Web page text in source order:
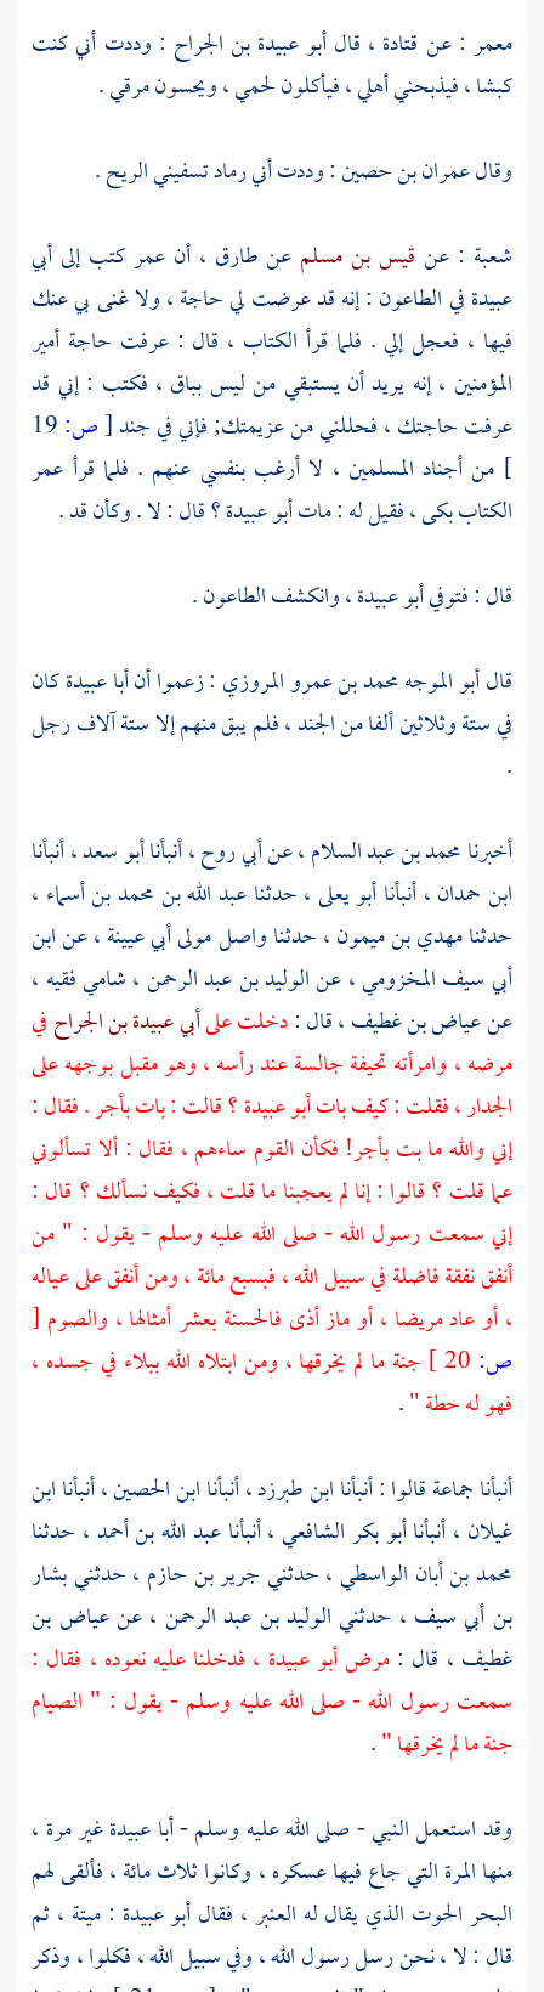
معمر : عن قتادة ، قالأبو عبيدة بن الجراح : وددت أني كنت
كبشا ، فيذبحني أهلي ، فيأكلون لحمي ، ويحسون مرقي .
وقالعمران بن حصين: وددت أني رماد تسفيني الريح .
شعبة : عن قيس بن مسلم عنطارق ،أنعمركتب إلىأبي
عبيدةفي الطاعون : إنه قد عرضت لي حاجة ، ولا غنى بي عنك
فيها ، فعجل إلي . فلما قرأ الكتاب ، قال : عرفت حاجة أمير
المؤمنين ، إنه يريد أن يستبقي من ليس بباق ، فكتب : إني قد
عرفت حاجتك ، فحللني من عزيمتك; فإني في جند[ص:19
] من أجناد المسلمين ، لا أرغب بنفسي عنهم . فلما قرأ عمر
الكتاب بكى ، فقيل له : ماتأبو عبيدة ؟قال : لا . وكأن قد .
قال : فتوفيأبو عبيدة ،وانكشف الطاعون .
قالأبو الموجه محمد بن عمرو المروزي : زعموا أنأبا عبيدةكان
في ستة وثلاثين ألفا من الجند ، فلم يبق منهم إلا ستة آلاف رجل
.
أخبرنامحمد بن عبد السلام ،عنأبي روح ،أنبأناأبو سعد ،أنبأنا
ابن حمدان ،أنبأناأبو يعلى ،حدثناعبد الله بن محمد بن أسماء ،
حدثنامهدي بن ميمون ،حدثناواصل مولى أبي عيينة ،عنابن
أبي سيف المخزومي ،عنالوليد بن عبد الرحمن ، شامي فقيه ،
عنعياض بن غطيف ،قال :دخلت علىأبي عبيدة بن الجراحفي
مرضه ، وامرأتهتحيفةجالسة عند رأسه ، وهو مقبل بوجهه على
الجدار ، فقلت : كيف باتأبو عبيدة ؟قالت : بات بأجر . فقال :
إني والله ما بت بأجر! فكأن القوم ساءهم ، فقال : ألا تسألوني
عما قلت ؟ قالوا : إنا لم يعجبنا ما قلت ، فكيف نسألك ؟ قال :
إني سمعت رسول الله - صلى الله عليه وسلم - يقول : " من
أنفق نفقة فاضلة في سبيل الله ، فبسبع مائة ، ومن أنفق على عياله
، أو عاد مريضا ، أو ماز أذى فالحسنة بعشر أمثالها ، والصوم [
ص:
جنة ما لم يخرقها ، ومن ابتلاه الله ببلاء في جسده ،
فهو له حطة ".
أنبأنا جماعة قالوا : أنبأناابن طبرزد ،أنبأناابن الحصين ،أنبأناابن
غيلان ،أنبأناأبو بكر الشافعي ،أنبأناعبد الله بن أحمد ، حدثنا
محمد بن أبان الواسطي ،حدثنيجرير بن حازم ،حدثنيبشار
بن أبي سيف ، حدثنيالوليد بن عبد الرحمن ،عنعياض بن
غطيف ، قال :مرضأبو عبيدة ، فدخلنا عليه نعوده ، فقال :
سمعت رسول الله - صلى الله عليه وسلم - يقول : " الصيام
جنة ما لم يخرقها ".
وقد استعمل النبي - صلى الله عليه وسلم -أبا عبيدةغير مرة ،
منها المرة التي جاع فيها عسكره ، وكانوا ثلاث ما‏ئة ، فألقى لهم
البحر الحوت الذي يقال له العنبر ، فقالأبو عبيدة : ميتة ، ثم
قال : لا ، نحن رسل رسول الله ، وفي سبيل الله ، فكلوا ، وذكر